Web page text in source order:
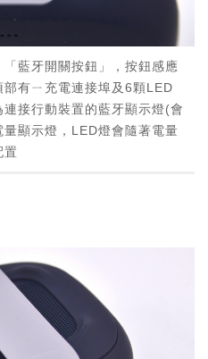
藍牙開關按鈕」，按鈕感應
有ㄧ充電連接埠及6顆LED
接行動裝置的藍牙顯示燈(會
顯示燈，LED燈會隨著電量
置